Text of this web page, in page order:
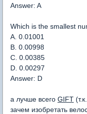
Answer: A
Which is the smallest
A. 0.01001
B. 0.00998
C. 0.00385
D. 0.00297
Answer: D
а лучше всего GIFT
зачем изобретать